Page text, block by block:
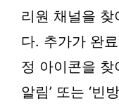
리원 채널을 찾
다. 추가가 완
정 아이콘을 찾
알림’ 또는 ‘빈